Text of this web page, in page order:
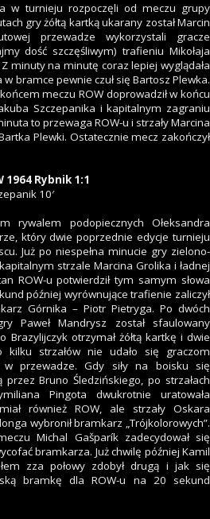
w turnieju rozpoczęli od meczu grupy
gry żółtą kartką ukarany został Marcin
przewadze wykorzystali gracze
dość szczęśliwym) trafieniu Mikołaja
minuty na minutę coraz lepiej wyglądała
bramce pewnie czuł się Bartosz Plewka.
meczu ROW doprowadził w końcu
Szczepanika i kapitalnym zagraniu
to przewaga ROW-u i strzały Marcina
Plewki. Ostatecznie mecz zakończył
1964 Rybnik 1:1
10′
rywalem podopiecznych Ołeksandra
który dwie poprzednie edycje turnieju
Już po niespełna minucie gry zielono-
strzale Marcina Grolika i ładnej
ROW-u potwierdził tym samym słowa
później wyrównujące trafienie zaliczył
Górnika – Piotr Pietryga. Po dwóch
Paweł Mandrysz został sfaulowany
Brazylijczyk otrzymał żółtą kartkę i dwie
strzałów nie udało się graczom
przewadze. Gdy siły na boisku się
Bruno Śledzińskiego, po strzałach
Pingota dwukrotnie uratowała
również ROW, ale strzały Oskara
wybronił bramkarz „Trójkolorowych”.
Michal Gašparík zadecydował się
bramkarza. Już chwilę później Kamil
zza połowy zdobył drugą i jak się
bramkę dla ROW-u na 20 sekund